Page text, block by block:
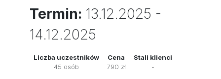
Termin: 13.12.2025 -
14.12.2025
Liczba uczestników Cena
Stali klienci
45 osób
790 zł -